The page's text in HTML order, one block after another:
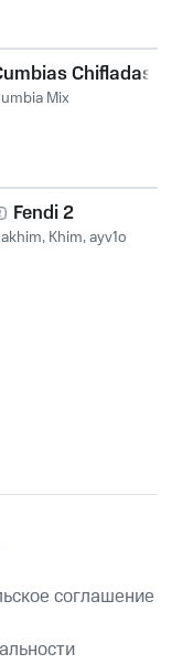
Chifladas
Mix
Fendi 2
, Khim,ayv1o
соглашение